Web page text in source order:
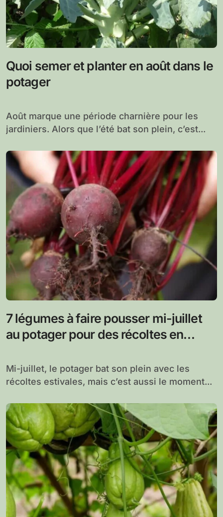
Quoi semer et planter en août dans le
potager
Août marque une période charnière pour les
jardiniers. Alors que l’été bat son plein, c’est...
7 légumes à faire pousser mi-juillet
au potager pour des récoltes en
Mi-juillet, le potager bat son plein avec les
récoltes estivales, mais c’est aussi le moment...